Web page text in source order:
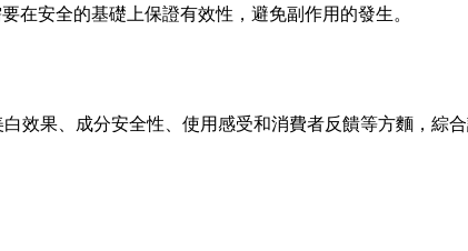
要在安全的基礎上保證有效性，避免副作用的發生。
效果、成分安全性、使用感受和消費者反饋等方麵，綜